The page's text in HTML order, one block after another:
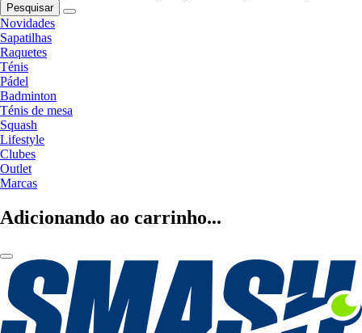
Pesquisar
Novidades
Sapatilhas
Raquetes
Ténis
Pádel
Badminton
Ténis de mesa
Squash
Lifestyle
Clubes
Outlet
Marcas
Adicionando ao carrinho...